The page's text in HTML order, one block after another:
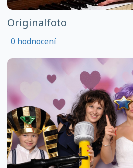
Originalfoto
0 hodnocení